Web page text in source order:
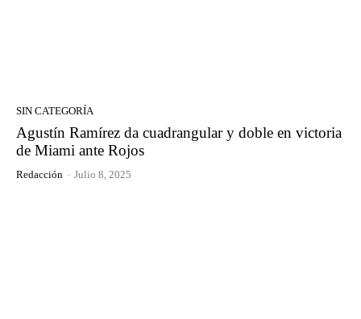
SIN CATEGORÍA
Agustín Ramírez da cuadrangular y doble en victoria
de Miami ante Rojos
Redacción - Julio 8, 2025